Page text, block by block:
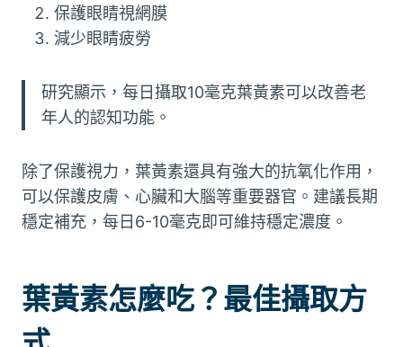
保護眼睛視網膜
減少眼睛疲勞
研究顯示，每日攝取10毫克葉黃素可以改善老
年人的認知功能。
除了保護視力，葉黃素還具有強大的抗氧化作用，
可以保護皮膚、心臟和大腦等重要器官。建議長期
穩定補充，每日6-10毫克即可維持穩定濃度。
葉黃素怎麼吃？最佳攝取方